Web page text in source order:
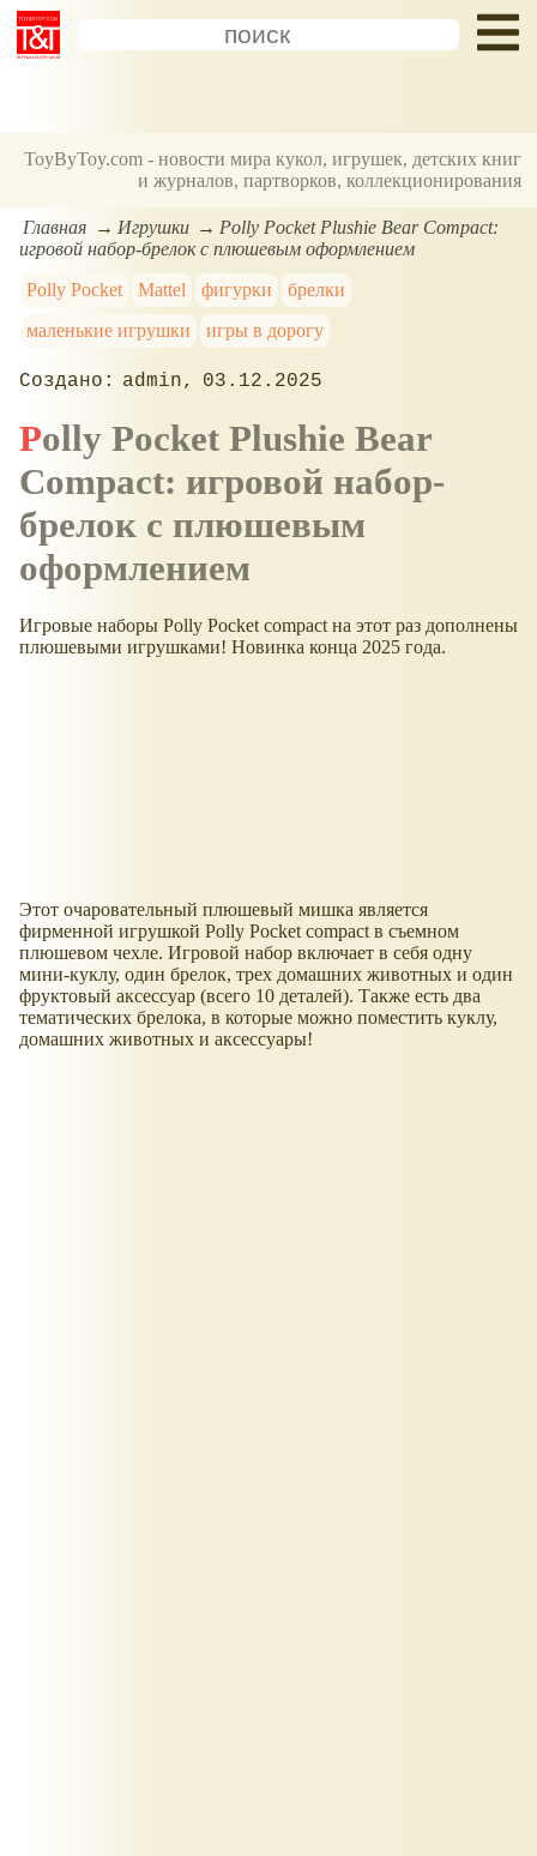
ToyByToy.com - новости мира кукол, игрушек, детских книг
и журналов, партворков, коллекционирования
Главная Игрушки
Polly Pocket Plushie Bear Compact:
игровой набор-брелок с плюшевым оформлением
Polly Pocket
Mattel фигурки
брелки
маленькие игрушки
игры в дорогу
admin 03.12.2025
Polly Pocket Plushie Bear
Compact: игровой набор-
брелок с плюшевым
оформлением
Игровые наборы Polly Pocket compact на этот раз дополнены
плюшевыми игрушками! Новинка конца 2025 года.
Этот очаровательный плюшевый мишка является
фирменной игрушкой Polly Pocket compact в съемном
плюшевом чехле. Игровой набор включает в себя одну
мини-куклу, один брелок, трех домашних животных и один
фруктовый аксессуар (всего 10 деталей). Также есть два
тематических брелока, в которые можно поместить куклу,
домашних животных и аксессуары!